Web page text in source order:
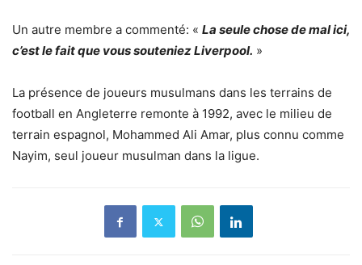
Un autre membre a commenté: « La seule chose de mal ici,
c’est le fait que vous souteniez Liverpool. »
La présence de joueurs musulmans dans les terrains de
football en Angleterre remonte à 1992, avec le milieu de
terrain espagnol, Mohammed Ali Amar, plus connu comme
Nayim, seul joueur musulman dans la ligue.